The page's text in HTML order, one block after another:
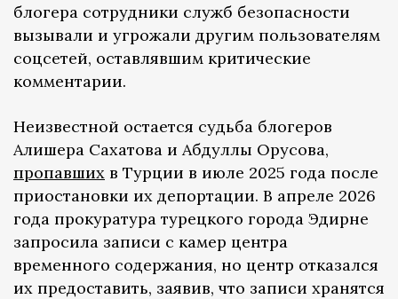
блогера сотрудники служб безопасности
вызывали и угрожали другим пользователям
соцсетей, оставлявшим критические
комментарии.
Неизвестной остается судьба блогеров
Алишера Сахатова и Абдуллы Орусова,
пропавших в Турции в июле 2025 года после
приостановки их депортации. В апреле 2026
года прокуратура турецкого города Эдирне
запросила записи с камер центра
временного содержания, но центр отказался
их предоставить, заявив, что записи хранятся